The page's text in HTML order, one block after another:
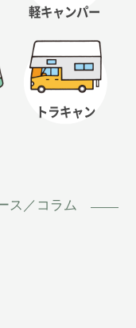
軽キャンパー
トラキャン
ス／コラム